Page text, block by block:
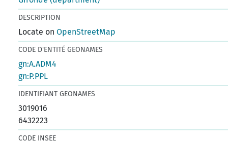
DESCRIPTION
Locate onOpenStreetMap
CODE D'ENTITÉ GEONAMES
gn:A.ADM4
gn:P.PPL
IDENTIFIANT GEONAMES
3019016
6432223
CODE INSEE